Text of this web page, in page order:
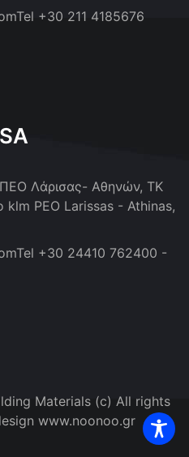
Tel +30 211 4185676
Λάρισας- Αθηνών, ΤΚ
klm PEO Larissas - Athinas,
Tel +30 24410 762400 -
Materials (c) All rights
www.noonoo.gr